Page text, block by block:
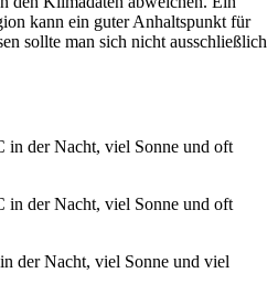
kann ein guter Anhaltspunkt für
sollte man sich nicht ausschließlich
in der Nacht, viel Sonne und oft
in der Nacht, viel Sonne und oft
der Nacht, viel Sonne und viel